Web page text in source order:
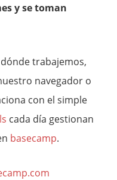
y se toman
trabajemos,
navegador o
con el simple
cada día gestionan
basecamp.